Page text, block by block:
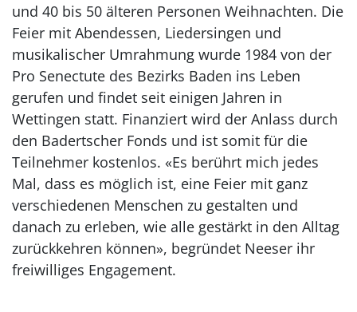
und 40 bis 50 älteren Personen Weihnachten. Die
Feier mit Abendessen, Liedersingen und
musikalischer Umrahmung wurde 1984 von der
Pro Senectute des Bezirks Baden ins Leben
gerufen und findet seit einigen Jahren in
Wettingen statt. Finanziert wird der Anlass durch
den Badertscher Fonds und ist somit für die
Teilnehmer kostenlos. «Es berührt mich jedes
Mal, dass es möglich ist, eine Feier mit ganz
verschiedenen Menschen zu gestalten und
danach zu erleben, wie alle gestärkt in den Alltag
zurückkehren können», begründet Neeser ihr
freiwilliges Engagement.